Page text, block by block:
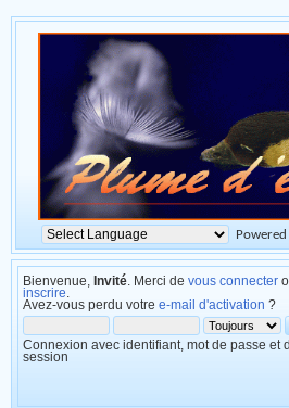
Bienvenue, Invité . Merci de vous connecter
inscrire
Avez-vous perdu votre e-mail d'activation ?
Connexion avec identifiant, mot de passe et
session